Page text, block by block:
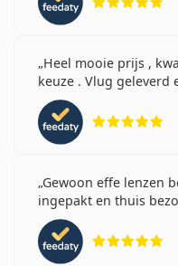
Heel mooie prijs ,
keuze . Vlug geleverd
Gewoon effe lenzen
ingepakt en thuis